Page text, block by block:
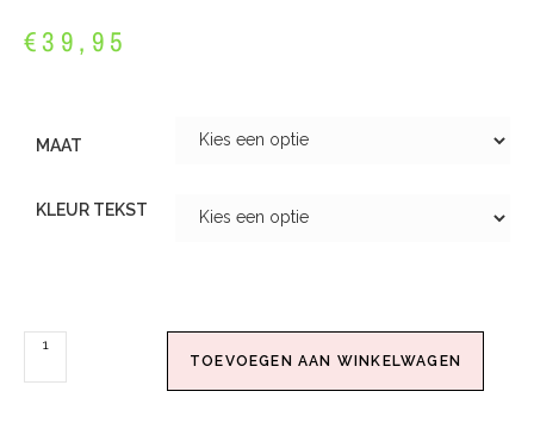
€39,95
MAAT
KLEUR TEKST
TOEVOEGEN AAN WINKELWAGEN